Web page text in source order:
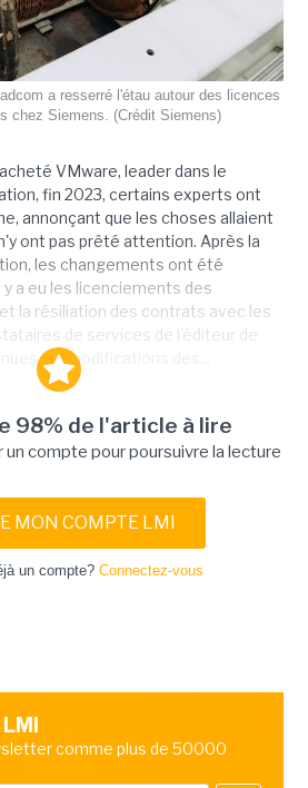
a resserré l'étau autour des licences
chez Siemens. (Crédit Siemens)
VMware, leader dans le
fin 2023, certains experts ont
annonçant que les choses allaient
ont pas prêté attention. Après la
les changements ont été
y a eu les licenciements des
la résiliation des contrats avec les
de services de l'éditeur de
les modifications des...
98% de l'article à lire
compte pour poursuivre la lecture
MON COMPTE LMI
un compte? Connectez-vous
comme plus de 50000